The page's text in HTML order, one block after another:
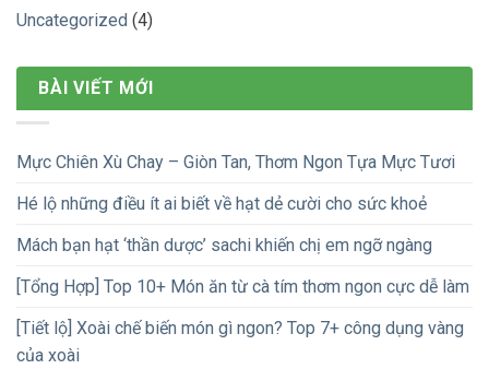
Uncategorized (4)
BÀI VIẾT MỚI
Mực Chiên Xù Chay – Giòn Tan, Thơm Ngon Tựa Mực Tươi
Hé lộ những điều ít ai biết về hạt dẻ cười cho sức khoẻ
Mách bạn hạt ‘thần dược’ sachi khiến chị em ngỡ ngàng
[Tổng Hợp] Top 10+ Món ăn từ cà tím thơm ngon cực dễ làm
[Tiết lộ] Xoài chế biến món gì ngon? Top 7+ công dụng vàng
của xoài